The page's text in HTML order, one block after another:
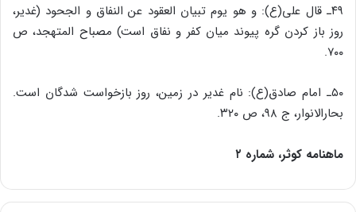
۴۹ـ قال علی(ع): و هو یوم تبیان العقود عن النفاق و الجحود (غدیر،
روز باز کردن گره پیوند میان کفر و نفاق است) مصباح المتهجد، ص
۷۰۰.
۵۰ـ امام صادق(ع): نام غدیر در زمین، روز بازخواست شدگان است.
بحارالانوار، ج ۹۸، ص ۳۲۰.
ماهنامه کوثر، شماره ۲